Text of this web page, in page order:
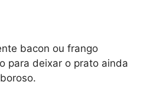
bacon ou frango
para deixar o prato ainda